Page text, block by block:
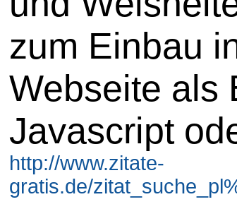
zum Einbau
Webseite als
Javascript
http://www.zitate-
gratis.de/